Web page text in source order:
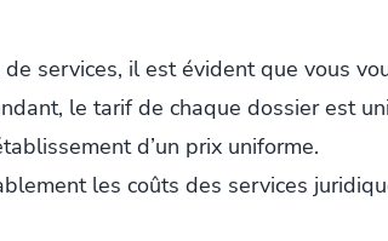
services, il est évident que vous
le tarif de chaque dossier est
d’un prix uniforme.
les coûts des services